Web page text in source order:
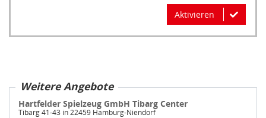
Aktivieren
Weitere Angebote
Hartfelder Spielzeug GmbH Tibarg Center
Tibarg 41-43 in 22459 Hamburg-Niendorf